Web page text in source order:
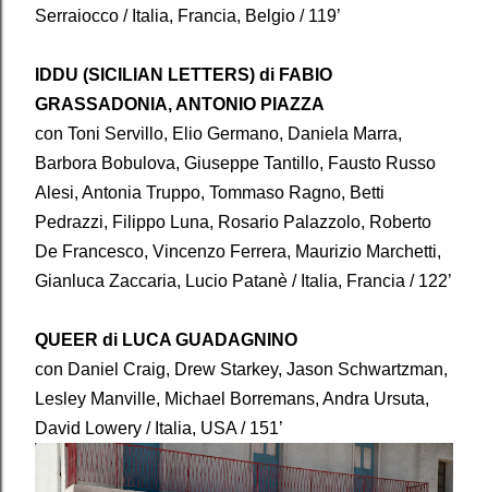
Serraiocco / Italia, Francia, Belgio / 119’
IDDU (SICILIAN LETTERS) di FABIO
GRASSADONIA, ANTONIO PIAZZA
con Toni Servillo, Elio Germano, Daniela Marra,
Barbora Bobulova, Giuseppe Tantillo, Fausto Russo
Alesi, Antonia Truppo, Tommaso Ragno, Betti
Pedrazzi, Filippo Luna, Rosario Palazzolo, Roberto
De Francesco, Vincenzo Ferrera, Maurizio Marchetti,
Gianluca Zaccaria, Lucio Patanè / Italia, Francia / 122’
QUEER di LUCA GUADAGNINO
con Daniel Craig, Drew Starkey, Jason Schwartzman,
Lesley Manville, Michael Borremans, Andra Ursuta,
David Lowery / Italia, USA / 151’